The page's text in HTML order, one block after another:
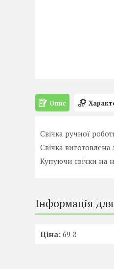
Опис
Свічка ручної
Свічка
Купуючи свічки на
Інформація
Ціна: 69 ₴